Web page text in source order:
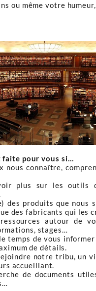
ou même votre
faite pour vous si…
nous connaître,
plus sur les outils
des produits que nous
des fabricants qui les
autour de
stages…
temps de vous
de détails.
notre tribu, un
accueillant.
de documents